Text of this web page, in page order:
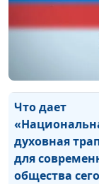
Правильное
понимание
определения
современной
Что дает
духовная
для
общества